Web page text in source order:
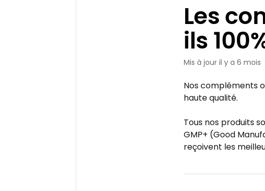
Les
ils
Mis à jour il y a 6 mois
Nos compléments
haute qualité.
Tous nos produits
GMP+ (Good
reçoivent les